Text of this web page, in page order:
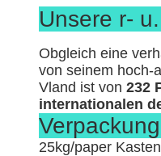
Unsere r-
Obgleich eine
von seinem hoch-
Vland ist von 232
internationalen
25kg/paper